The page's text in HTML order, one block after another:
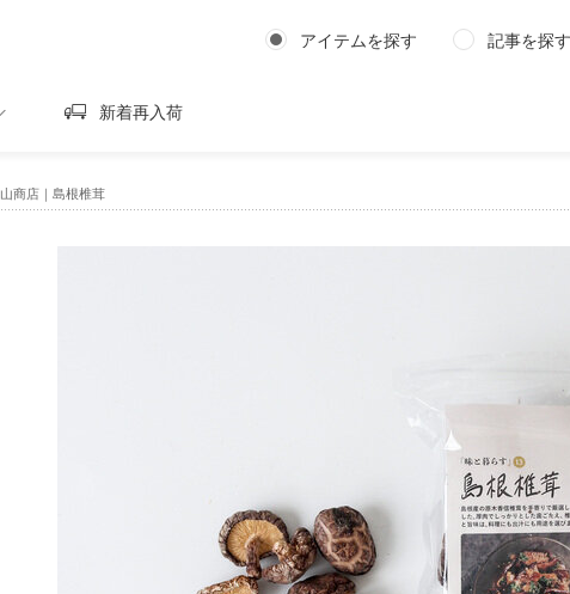
アイテムを探す 記事を探す
新着再入荷
商店｜島根椎茸